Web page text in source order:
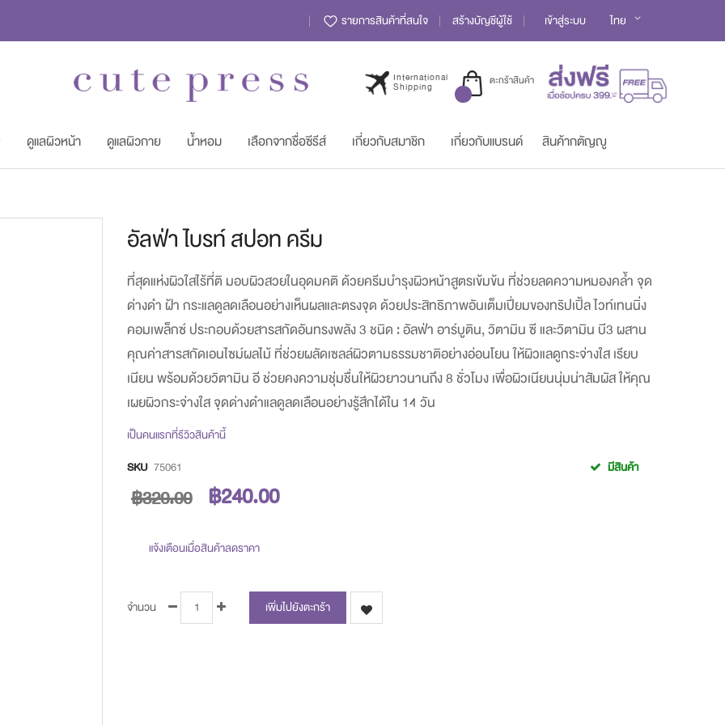
รายการสินค้าที่สนใจ สร้างบัญชีผู้ใช้ เข้าสู่ระบบ Language
ไทย
International
Shipping ตะกร้าสินค้า
ดูแลผิวหน้า ดูแลผิวกาย น้ำหอม เลือกจากชื่อซีรีส์ เกี่ยวกับสมาชิก เกี่ยวกับแบรนด์ สินค้ากตัญญู
อัลฟ่า ไบรท์ สปอท ครีม
ที่สุดแห่งผิวใสไร้ที่ติ มอบผิวสวยในอุดมคติ ด้วยครีมบำรุงผิวหน้าสูตรเข้มข้น ที่ช่วยลดความหมองคล้ำ จุด
ด่างดำ ฝ้า กระแลดูลดเลือนอย่างเห็นผลและตรงจุด ด้วยประสิทธิภาพอันเต็มเปี่ยมของทริปเปิ้ล ไวท์เทนนิ่ง
คอมเพล็กซ์ ประกอบด้วยสารสกัดอันทรงพลัง 3 ชนิด : อัลฟ่า อาร์บูติน, วิตามิน ซี และวิตามิน บี3 ผสาน
คุณค่าสารสกัดเอนไซม์ผลไม้ ที่ช่วยผลัดเซลล์ผิวตามธรรมชาติอย่างอ่อนโยน ให้ผิวแลดูกระจ่างใส เรียบ
เนียน พร้อมด้วยวิตามิน อี ช่วยคงความชุ่มชื่นให้ผิวยาวนานถึง 8 ชั่วโมง เพื่อผิวเนียนนุ่มน่าสัมผัส ให้คุณ
เผยผิวกระจ่างใส จุดด่างดำแลดูลดเลือนอย่างรู้สึกได้ใน 14 วัน
เป็นคนแรกที่รีวิวสินค้านี้
มีสินค้า
SKU 75061
฿240.00
฿320.00
แจ้งเตือนเมื่อสินค้าลดราคา
จำนวน เพิ่มไปยังตะกร้า
beginning
images
gallery